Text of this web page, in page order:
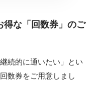
得な「回数券」のご
続的に通いたい」とい
数券をご用意しまし